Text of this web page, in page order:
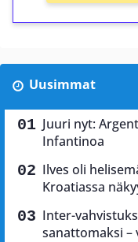
Uusimmat
Juuri nyt:
Infantinoa
Ilves oli
Kroatiassa
Inter-
sanattomaksi –